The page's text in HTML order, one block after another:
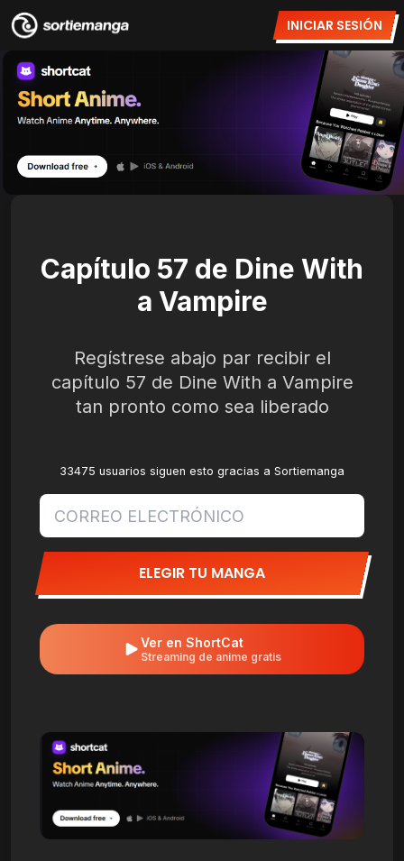
INICIAR SESIÓN
Capítulo 57 de Dine With
a Vampire
Regístrese abajo par recibir el
capítulo 57 de Dine With a Vampire
tan pronto como sea liberado
33475 usuarios siguen esto gracias a Sortiemanga
ELEGIR TU MANGA
Ver en ShortCat
Streaming de anime gratis